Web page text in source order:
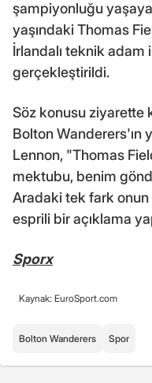
şampiyonluğu
yaşındaki Thomas
İrlandalı teknik
gerçekleştirildi.
Söz konusu ziyarette
Bolton Wanderers'ın
Lennon, "Thomas
mektubu, benim
Aradaki tek fark onun
esprili bir açıklama
Sporx
Kaynak: EuroSport.com
Bolton Wanderers Spor